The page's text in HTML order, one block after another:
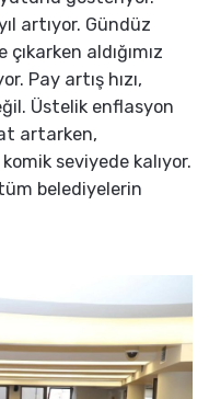
artıyor. Gündüz
aldığımız
Pay artış hızı,
Üstelik enflasyon
artarken,
seviyede kalıyor.
belediyelerin